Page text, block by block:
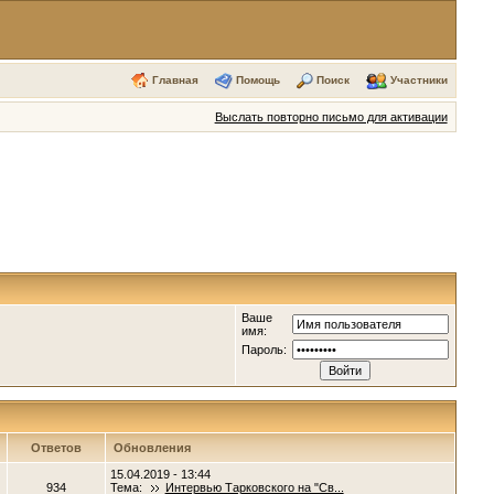
Главная Помощь Поиск Участники
Выслать повторно письмо для активации
Ваше
имя:
Пароль:
Ответов Обновления
934
15.04.2019 - 13:44
Тема:
Интервью Тарковского на "Св...